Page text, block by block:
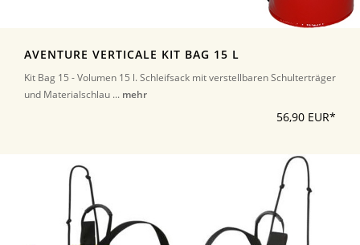
AVENTURE VERTICALE KIT BAG 15 L
Kit Bag 15 - Volumen 15 l. Schleifsack mit verstellbaren Schulterträger
und Materialschlau ... mehr
56,90 EUR*